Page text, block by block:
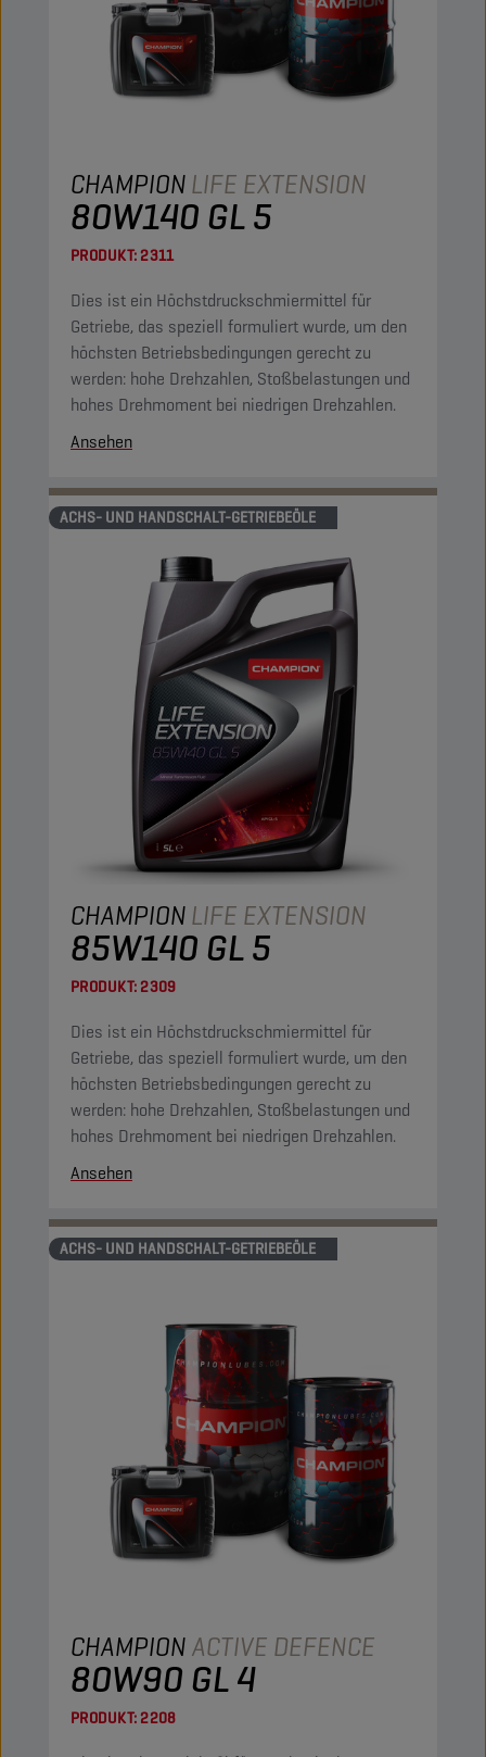
CHAMPIONLIFE EXTENSION
80W140 GL 5
PRODUKT:2311
Dies ist ein Höchstdruckschmiermittel für
Getriebe, das speziell formuliert wurde, um den
höchsten Betriebsbedingungen gerecht zu
werden: hohe Drehzahlen, Stoßbelastungen und
hohes Drehmoment bei niedrigen Drehzahlen.
Ansehen
ACHS- UND HANDSCHALT-GETRIEBEÖLE
CHAMPIONLIFE EXTENSION
85W140 GL 5
PRODUKT:2309
Dies ist ein Höchstdruckschmiermittel für
Getriebe, das speziell formuliert wurde, um den
höchsten Betriebsbedingungen gerecht zu
werden: hohe Drehzahlen, Stoßbelastungen und
hohes Drehmoment bei niedrigen Drehzahlen.
Ansehen
ACHS- UND HANDSCHALT-GETRIEBEÖLE
CHAMPIONACTIVE DEFENCE
80W90 GL 4
PRODUKT:2208